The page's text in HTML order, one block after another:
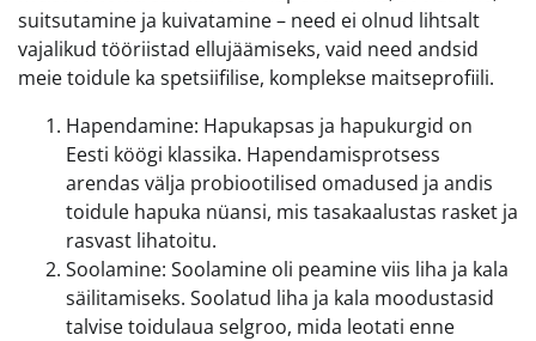
suitsutamine ja kuivatamine – need ei olnud lihtsalt
vajalikud tööriistad ellujäämiseks, vaid need andsid
meie toidule ka spetsiifilise, komplekse maitseprofiili.
Hapendamine: Hapukapsas ja hapukurgid on
Eesti köögi klassika. Hapendamisprotsess
arendas välja probiootilised omadused ja andis
toidule hapuka nüansi, mis tasakaalustas rasket ja
rasvast lihatoitu.
Soolamine: Soolamine oli peamine viis liha ja kala
säilitamiseks. Soolatud liha ja kala moodustasid
talvise toidulaua selgroo, mida leotati enne